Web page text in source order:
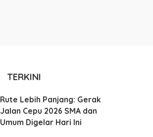
TERKINI
Rute Lebih Panjang: Gerak
Jalan Cepu 2026 SMA dan
Umum Digelar Hari Ini